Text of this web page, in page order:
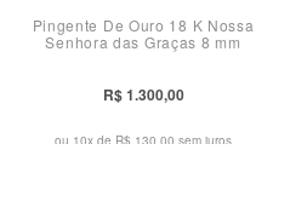
Pingente De Ouro 18 K Nossa
Senhora das Graças 8 mm
R$ 1.300,00
ou 10x de R$ 130,00 sem juros